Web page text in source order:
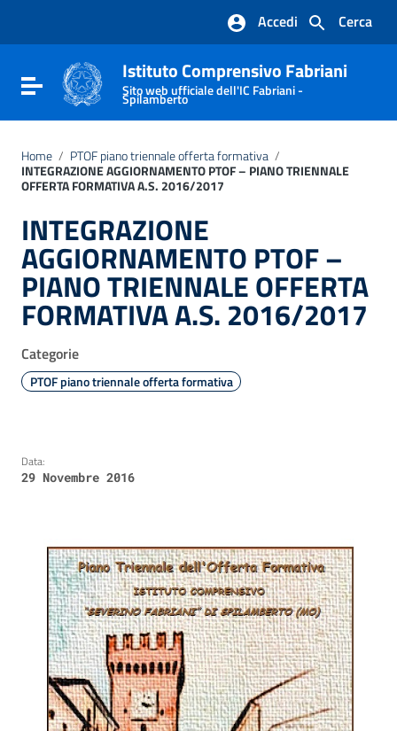
Vai al footer
Cerca
Accedi
Attiva / disattiva la navigazione
Istituto Comprensivo Fabriani
Sito web ufficiale dell'IC Fabriani -
Spilamberto
Home / PTOF piano triennale offerta formativa /
INTEGRAZIONE AGGIORNAMENTO PTOF – PIANO TRIENNALE
OFFERTA FORMATIVA A.S. 2016/2017
INTEGRAZIONE
AGGIORNAMENTO PTOF –
PIANO TRIENNALE OFFERTA
FORMATIVA A.S. 2016/2017
Categorie
PTOF piano triennale offerta formativa
Data:
29 Novembre 2016